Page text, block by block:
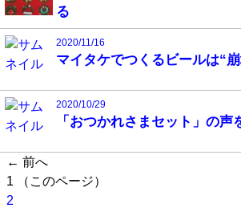
る
2020/11/16
マイタケでつくるビールは“
2020/10/29
「おつかれさまセット」の声
← 前へ
1
（このページ）
2